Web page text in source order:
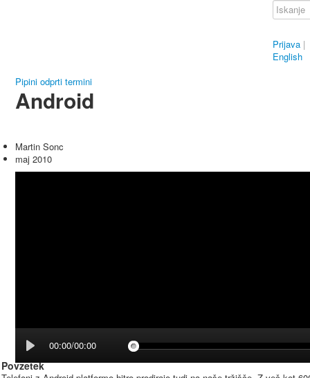
Prijava |
English
Pipini odprti termini
Android
Martin Sonc
maj 2010
00:00/00:00
Povzetek